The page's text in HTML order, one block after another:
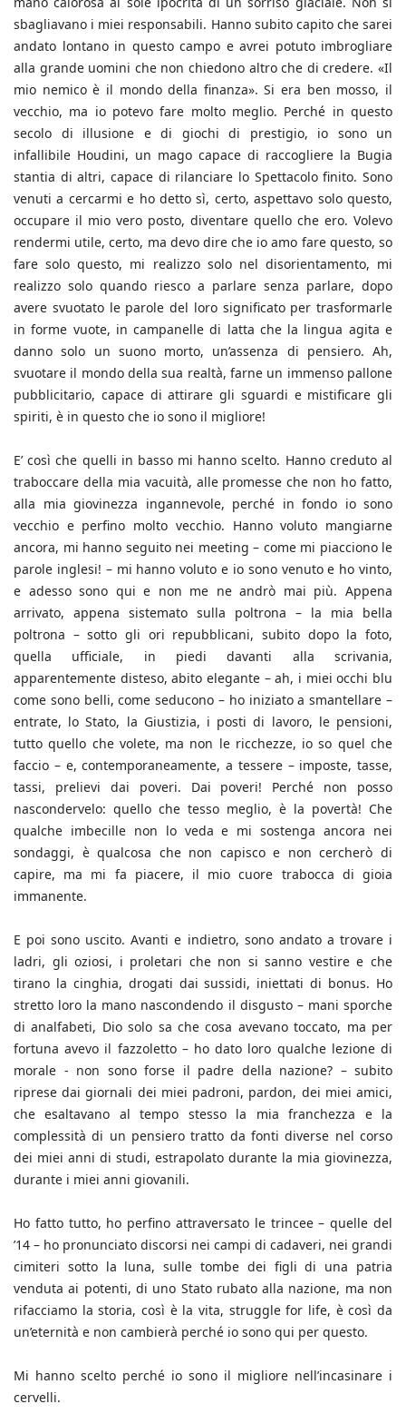
sbagliavano i miei responsabili. Hanno subito capito che sarei
andato lontano in questo campo e avrei potuto imbrogliare
alla grande uomini che non chiedono altro che di credere. «Il
mio nemico è il mondo della finanza». Si era ben mosso, il
vecchio, ma io potevo fare molto meglio. Perché in questo
secolo di illusione e di giochi di prestigio, io sono un
infallibile Houdini, un mago capace di raccogliere la Bugia
stantia di altri, capace di rilanciare lo Spettacolo finito. Sono
venuti a cercarmi e ho detto sì, certo, aspettavo solo questo,
occupare il mio vero posto, diventare quello che ero. Volevo
rendermi utile, certo, ma devo dire che io amo fare questo, so
fare solo questo, mi realizzo solo nel disorientamento, mi
realizzo solo quando riesco a parlare senza parlare, dopo
avere svuotato le parole del loro significato per trasformarle
in forme vuote, in campanelle di latta che la lingua agita e
danno solo un suono morto, un’assenza di pensiero. Ah,
svuotare il mondo della sua realtà, farne un immenso pallone
pubblicitario, capace di attirare gli sguardi e mistificare gli
spiriti, è in questo che io sono il migliore!
E’ così che quelli in basso mi hanno scelto. Hanno creduto al
traboccare della mia vacuità, alle promesse che non ho fatto,
alla mia giovinezza ingannevole, perché in fondo io sono
vecchio e perfino molto vecchio. Hanno voluto mangiarne
ancora, mi hanno seguito nei meeting – come mi piacciono le
parole inglesi! – mi hanno voluto e io sono venuto e ho vinto,
e adesso sono qui e non me ne andrò mai più. Appena
arrivato, appena sistemato sulla poltrona – la mia bella
poltrona – sotto gli ori repubblicani, subito dopo la foto,
quella ufficiale, in piedi davanti alla scrivania,
apparentemente disteso, abito elegante – ah, i miei occhi blu
come sono belli, come seducono – ho iniziato a smantellare –
entrate, lo Stato, la Giustizia, i posti di lavoro, le pensioni,
tutto quello che volete, ma non le ricchezze, io so quel che
faccio – e, contemporaneamente, a tessere – imposte, tasse,
tassi, prelievi dai poveri. Dai poveri! Perché non posso
nascondervelo: quello che tesso meglio, è la povertà! Che
qualche imbecille non lo veda e mi sostenga ancora nei
sondaggi, è qualcosa che non capisco e non cercherò di
capire, ma mi fa piacere, il mio cuore trabocca di gioia
immanente.
E poi sono uscito. Avanti e indietro, sono andato a trovare i
ladri, gli oziosi, i proletari che non si sanno vestire e che
tirano la cinghia, drogati dai sussidi, iniettati di bonus. Ho
stretto loro la mano nascondendo il disgusto – mani sporche
di analfabeti, Dio solo sa che cosa avevano toccato, ma per
fortuna avevo il fazzoletto – ho dato loro qualche lezione di
morale - non sono forse il padre della nazione? – subito
riprese dai giornali dei miei padroni, pardon, dei miei amici,
che esaltavano al tempo stesso la mia franchezza e la
complessità di un pensiero tratto da fonti diverse nel corso
dei miei anni di studi, estrapolato durante la mia giovinezza,
durante i miei anni giovanili.
Ho fatto tutto, ho perfino attraversato le trincee – quelle del
’14 – ho pronunciato discorsi nei campi di cadaveri, nei grandi
cimiteri sotto la luna, sulle tombe dei figli di una patria
venduta ai potenti, di uno Stato rubato alla nazione, ma non
rifacciamo la storia, così è la vita, struggle for life, è così da
un’eternità e non cambierà perché io sono qui per questo.
Mi hanno scelto perché io sono il migliore nell’incasinare i
cervelli.